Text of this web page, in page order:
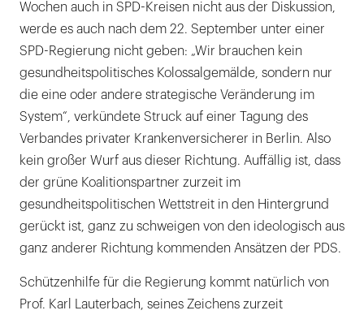
Wochen auch in SPD-Kreisen nicht aus der Diskussion,
werde es auch nach dem 22. September unter einer
SPD-Regierung nicht geben: „Wir brauchen kein
gesundheitspolitisches Kolossalgemälde, sondern nur
die eine oder andere strategische Veränderung im
System“, verkündete Struck auf einer Tagung des
Verbandes privater Krankenversicherer in Berlin. Also
kein großer Wurf aus dieser Richtung. Auffällig ist, dass
der grüne Koalitionspartner zurzeit im
gesundheitspolitischen Wettstreit in den Hintergrund
gerückt ist, ganz zu schweigen von den ideologisch aus
ganz anderer Richtung kommenden Ansätzen der PDS.
Schützenhilfe für die Regierung kommt natürlich von
Prof. Karl Lauterbach, seines Zeichens zurzeit